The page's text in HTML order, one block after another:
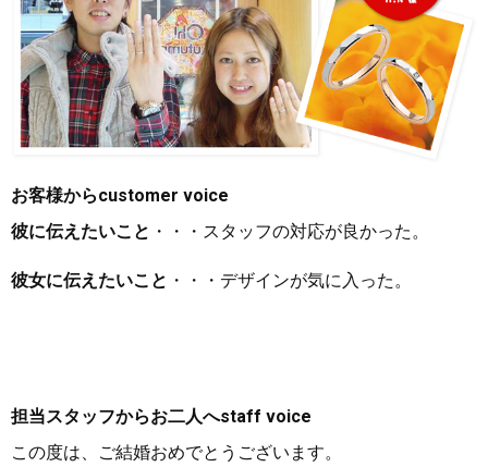
お客様からcustomer voice
彼に伝えたいこと ・・・スタッフの対応が良かった。
彼女に伝えたいこと ・・・デザインが気に入った。
担当スタッフからお二人へstaff voice
この度は、ご結婚おめでとうございます。